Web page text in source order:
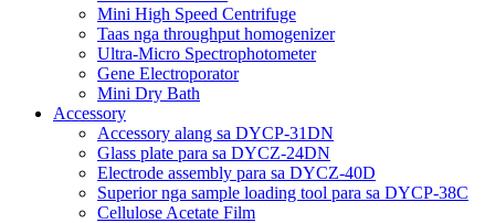
Mini High Speed ​​Centrifuge
Taas nga throughput homogenizer
Ultra-Micro Spectrophotometer
Gene Electroporator
Mini Dry Bath
Accessory
Accessory alang sa DYCP-31DN
Glass plate para sa DYCZ-24DN
Electrode assembly para sa DYCZ-40D
Superior nga sample loading tool para sa DYCP-38C
Cellulose Acetate Film